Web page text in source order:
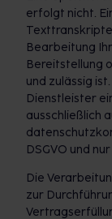
erfolgt nicht.
Bearbeitung
Bereitstellung
und zulässig
Dienstleister
ausschließlich
DSGVO und
Die
zur